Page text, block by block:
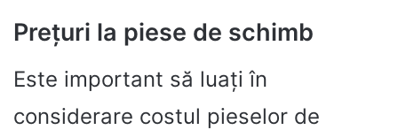
Prețuri la piese de schimb
Este important să luați în
considerare costul pieselor de